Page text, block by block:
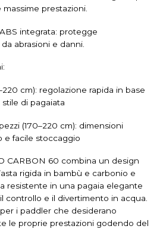
prestazioni.
integrata: protegge
abrasioni e danni.
cm): regolazione rapida in base
stile di pagaiata
(170–220 cm): dimensioni
e facile stoccaggio
CARBON 60 combina un design
rigida in bambù e carbonio e
resistente in una pagaia elegante
controllo e il divertimento in acqua.
i paddler che desiderano
le proprie prestazioni godendo del